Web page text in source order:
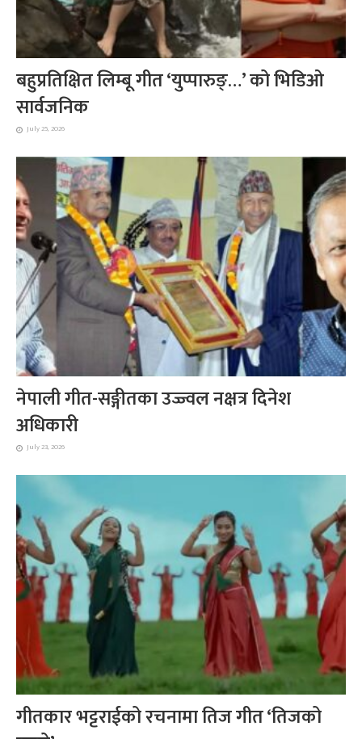
बहुप्रतिक्षित लिम्बू गीत ‘युप्पारुङ्…’ को भिडिओ
सार्वजनिक
July 25, 2026
नेपाली गीत-सङ्गीतका उज्ज्वल नक्षत्र दिनेश
अधिकारी
July 23, 2026
गीतकार भट्टराईको रचनामा तिज गीत ‘तिजको